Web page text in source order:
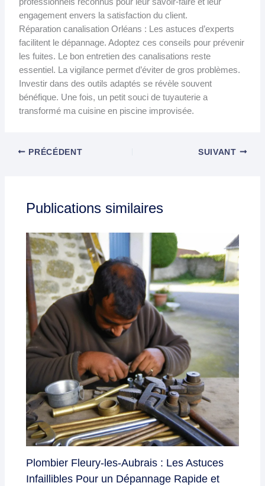
engagement envers la satisfaction du client.
Réparation canalisation Orléans : Les astuces d’experts
facilitent le dépannage. Adoptez ces conseils pour prévenir
les fuites. Le bon entretien des canalisations reste
essentiel. La vigilance permet d’éviter de gros problèmes.
Investir dans des outils adaptés se révèle souvent
bénéfique. Une fois, un petit souci de tuyauterie a
transformé ma cuisine en piscine improvisée.
PRÉCÉDENT SUIVANT
Publications similaires
Plombier Fleury-les-Aubrais : Les Astuces
Infaillibles Pour un Dépannage Rapide et